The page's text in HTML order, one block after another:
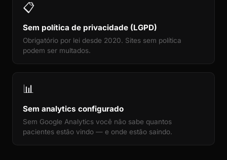
📋
Sem política de privacidade (LGPD)
Obrigatório por lei desde 2020. Sites sem política
podem ser multados.
📊
Sem analytics configurado
Sem Google Analytics você não sabe quantos
pacientes estão vindo — e onde estão saindo.